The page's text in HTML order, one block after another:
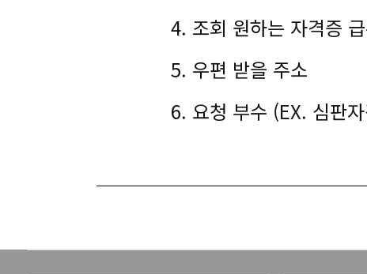
4. 조회 원하는 자격증 급수
5. 우편 받을 주소
6. 요청 부수 (EX. 심판자